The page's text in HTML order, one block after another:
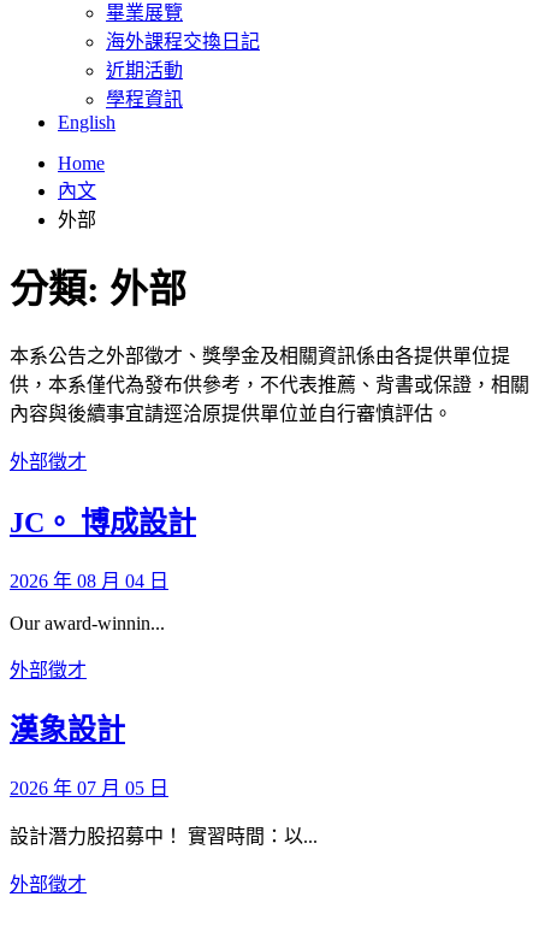
畢業展覽
海外課程交換日記
近期活動
學程資訊
English
Home
內文
外部
分類: 外部
本系公告之外部徵才、獎學金及相關資訊係由各提供單位提
供，本系僅代為發布供參考，不代表推薦、背書或保證，相關
內容與後續事宜請逕洽原提供單位並自行審慎評估。
外部徵才
JC。 博成設計
2026 年 08 月 04 日
Our award-winnin...
外部徵才
漢象設計
2026 年 07 月 05 日
設計潛力股招募中！ 實習時間：以...
外部徵才